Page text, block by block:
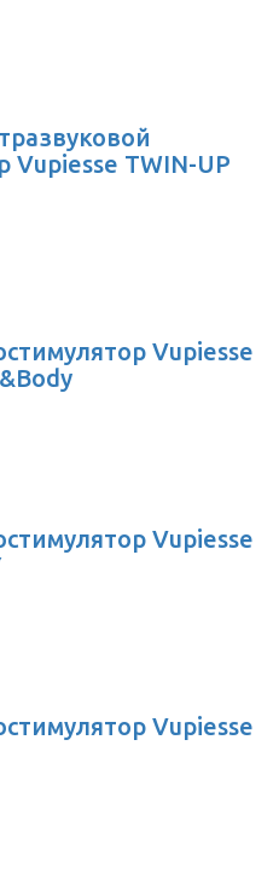
Vupiesse TWIN-UP
Vupiesse
Vupiesse
Vupiesse